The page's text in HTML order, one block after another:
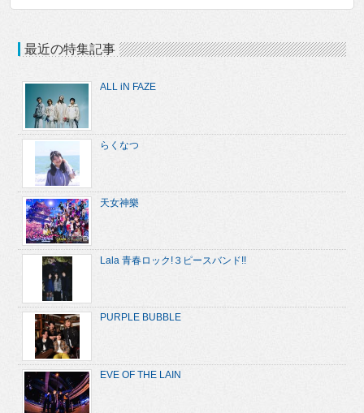
最近の特集記事
ALL iN FAZE
らくなつ
天女神樂
Lala 青春ロック!３ピースバンド!!
PURPLE BUBBLE
EVE OF THE LAIN